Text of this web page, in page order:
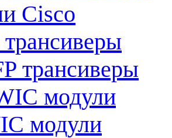
Cisco
трансиверы
трансиверы
модули
модули